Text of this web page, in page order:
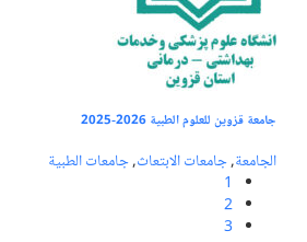
جامعة قزوين للعلوم الطبية 2026-2025
الجامعة,جامعات الابتعاث,جامعات الطبية
1
2
3